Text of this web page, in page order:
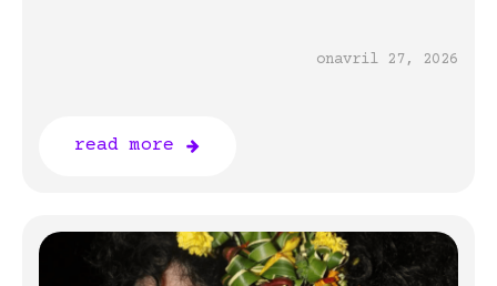
onavril 27, 2026
read more